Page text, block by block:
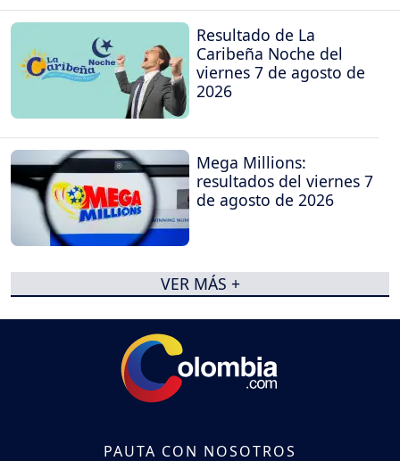
Resultado de La
Caribeña Noche del
viernes 7 de agosto de
2026
Mega Millions:
resultados del viernes 7
de agosto de 2026
VER MÁS +
PAUTA CON NOSOTROS